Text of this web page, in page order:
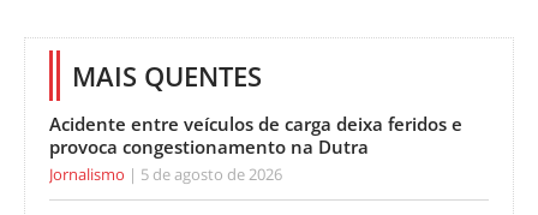
MAIS QUENTES
Acidente entre veículos de carga deixa feridos e
provoca congestionamento na Dutra
Jornalismo 5 de agosto de 2026